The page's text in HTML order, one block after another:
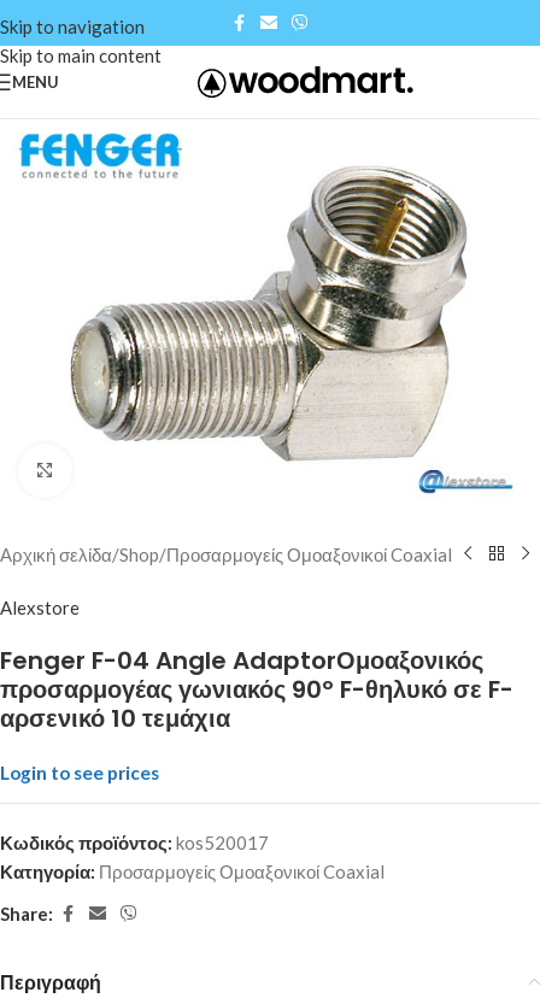
Skip to navigation
Skip to main content
MENU
Αρχική σελίδα/Shop/Προσαρμογείς Ομοαξονικοί Coaxial
Alexstore
Fenger F-04 Angle AdaptorΟμοαξονικός
προσαρμογέας γωνιακός 90º F-θηλυκό σε F-
αρσενικό 10 τεμάχια
Login to see prices
Κωδικός προϊόντος: kos520017
Κατηγορία: Προσαρμογείς Ομοαξονικοί Coaxial
Share:
Περιγραφή